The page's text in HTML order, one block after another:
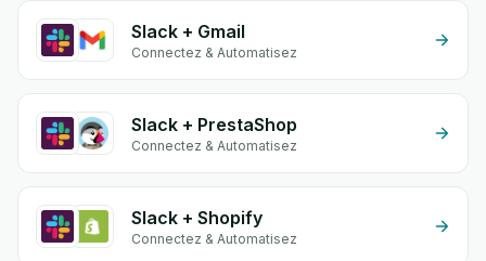
Slack + Gmail
Connectez & Automatisez
Slack + PrestaShop
Connectez & Automatisez
Slack + Shopify
Connectez & Automatisez